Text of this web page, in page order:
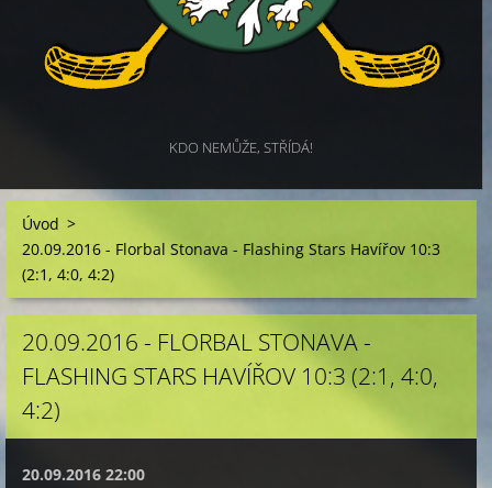
KDO NEMŮŽE, STŘÍDÁ!
Úvod >
20.09.2016 - Florbal Stonava - Flashing Stars Havířov 10:3
(2:1, 4:0, 4:2)
20.09.2016 - FLORBAL STONAVA -
FLASHING STARS HAVÍŘOV 10:3 (2:1, 4:0,
4:2)
20.09.2016 22:00